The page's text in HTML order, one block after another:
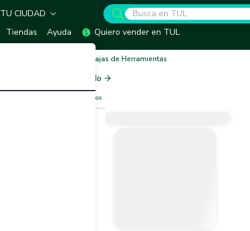
CIUDAD
Tiendas Ayuda Quiero vender en TUL
Cajas de Herramientas
Ver todo
Limpiar filtros